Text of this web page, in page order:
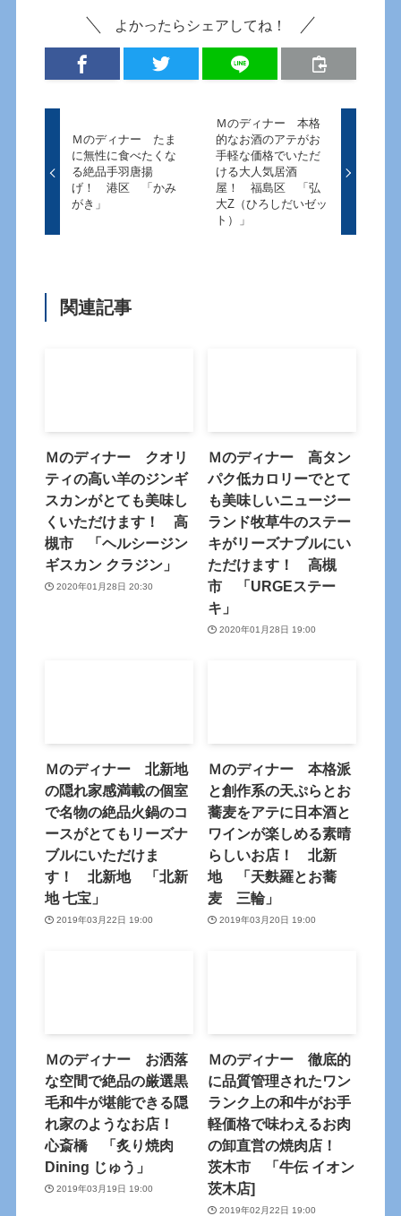
よかったらシェアしてね！
Ｍのディナー たま
に無性に食べたくな
る絶品手羽唐揚
げ！ 港区 「かみ
がき」
Ｍのディナー 本格
的なお酒のアテがお
手軽な価格でいただ
ける大人気居酒
屋！ 福島区 「弘
大Z（ひろしだいゼッ
ト）」
関連記事
Ｍのディナー クオリ
ティの高い羊のジンギ
スカンがとても美味し
くいただけます！ 高
槻市 「ヘルシージン
ギスカン クラジン」
2020年01月28日 20:30
Ｍのディナー 高タン
パク低カロリーでとて
も美味しいニュージー
ランド牧草牛のステー
キがリーズナブルにい
ただけます！ 高槻
市 「URGEステー
キ」
2020年01月28日 19:00
Ｍのディナー 北新地
の隠れ家感満載の個室
で名物の絶品火鍋のコ
ースがとてもリーズナ
ブルにいただけま
す！ 北新地 「北新
地 七宝」
2019年03月22日 19:00
Ｍのディナー 本格派
と創作系の天ぷらとお
蕎麦をアテに日本酒と
ワインが楽しめる素晴
らしいお店！ 北新
地 「天麩羅とお蕎
麦 三輪」
2019年03月20日 19:00
Ｍのディナー お洒落
な空間で絶品の厳選黒
毛和牛が堪能できる隠
れ家のようなお店！
心斎橋 「炙り焼肉
Dining じゅう」
2019年03月19日 19:00
Ｍのディナー 徹底的
に品質管理されたワン
ランク上の和牛がお手
軽価格で味わえるお肉
の卸直営の焼肉店！
茨木市 「牛伝 イオン
茨木店]
2019年02月22日 19:00